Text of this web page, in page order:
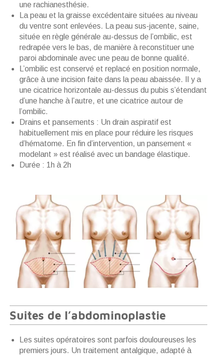
une rachianesthésie.
La peau et la graisse excédentaire situées au niveau
du ventre sont enlevées. La peau sus-jacente, saine,
située en règle générale au-dessus de l’ombilic, est
redrapée vers le bas, de manière à reconstituer une
paroi abdominale avec une peau de bonne qualité.
L’ombilic est conservé et replacé en position normale,
grâce à une incision faite dans la peau abaissée. Il y a
une cicatrice horizontale au-dessus du pubis s’étendant
d’une hanche à l’autre, et une cicatrice autour de
l’ombilic.
Drains et pansements : Un drain aspiratif est
habituellement mis en place pour réduire les risques
d’hématome. En fin d’intervention, un pansement «
modelant » est réalisé avec un bandage élastique.
Durée : 1h à 2h
Suites de l’abdominoplastie
Les suites opératoires sont parfois douloureuses les
premiers jours. Un traitement antalgique, adapté à